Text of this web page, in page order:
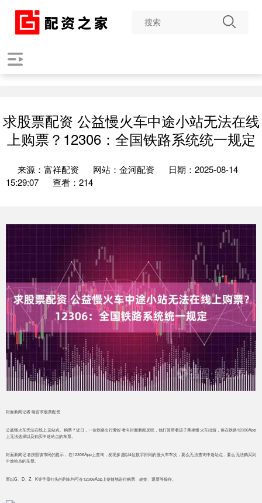
求股票配资 公益慢火车中途小站无法在线
上购票？12306：全国铁路系统统一规定
来源：富祥配资 网站：金河配资
日期：2025-08-14
15:29:07
查看：214
封面新闻记者 喻言求股票配资
公益慢火车无法在线上选站点、购票？近日，一位铁路出行爱好者向封面新闻反映，他打算带着孩子乘坐慢火车出游，但在铁路12306App
上无法选择以及购买中途站点的车票。
封面新闻记者按照该市民的提示，在12306App上查询，发现多趟以4位数字排列的慢火车车次，要么无法查询中途站点，要么无法购买到
中途站点的车票。
而以G、D、Z、K等字母打头的列车均可在12306App上便捷地进行购票、改签、退票等操作。